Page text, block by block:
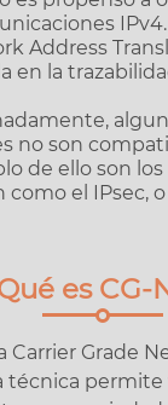
IPv4.
Address
en la
no son
de ello son
como el IPsec,
es CG-
Carrier Grade
técnica permite